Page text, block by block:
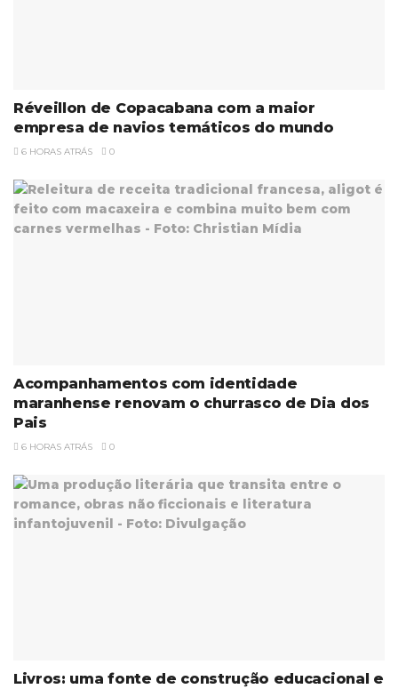
Réveillon de Copacabana com a maior
empresa de navios temáticos do mundo
6 HORAS ATRÁS 0
Acompanhamentos com identidade
maranhense renovam o churrasco de Dia dos
Pais
6 HORAS ATRÁS 0
Livros: uma fonte de construção educacional e